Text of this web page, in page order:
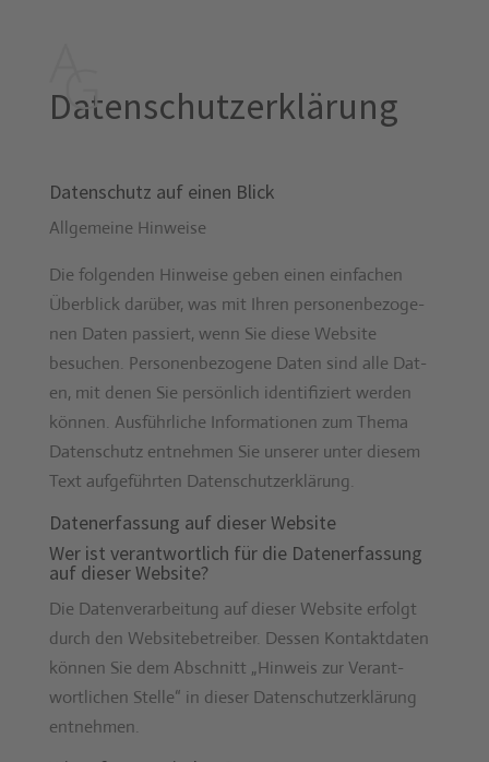
Datenschutz­erklärung
Datenschutz auf einen Blick
All­ge­meine Hin­weise
Die fol­gen­den Hin­weise geben einen ein­fachen
Überblick darüber, was mit Ihren per­so­n­en­be­zo­ge­
nen Dat­en passiert, wenn Sie diese Web­site
besuchen. Per­so­n­en­be­zo­gene Dat­en sind alle Dat­
en, mit denen Sie per­sön­lich iden­ti­fiziert wer­den
kön­nen. Aus­führliche Infor­ma­tio­nen zum The­ma
Daten­schutz ent­nehmen Sie unser­er unter diesem
Text aufge­führten Daten­schutzerk­lärung.
Datenerfassung auf dieser Website
Wer ist verantwortlich für die Datenerfassung
auf dieser Website?
Die Daten­ver­ar­beitung auf dieser Web­site erfol­gt
durch den Web­site­be­treiber. Dessen Kon­tak­t­dat­en
kön­nen Sie dem Abschnitt „Hin­weis zur Ver­ant­
wortlichen Stelle“ in dieser Daten­schutzerk­lärung
ent­nehmen.